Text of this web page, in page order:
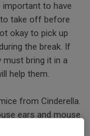
important to have
take off before
okay to pick up
the break. If
must bring it in a
help them.
from Cinderella.
ears and mouse